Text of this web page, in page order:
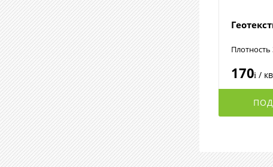
170i/